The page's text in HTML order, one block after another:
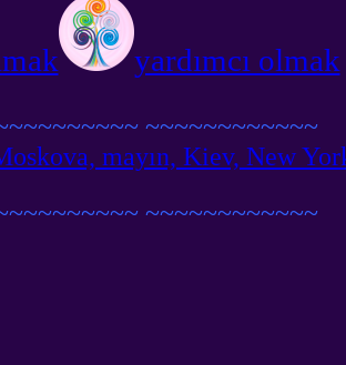
yardımcı olmak
~~~~~~~~~~~~
mayın, Kiev, New
~~~~~~~~~~~~